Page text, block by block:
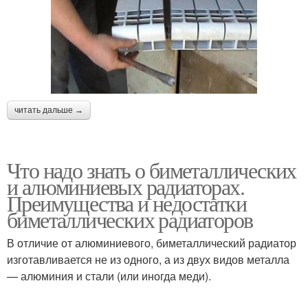
читать дальше →
Что надо знать о биметаллических
и алюминиевых радиаторах.
Преимущества и недостатки
биметаллических радиаторов
В отличие от алюминиевого, биметаллический радиатор
изготавливается не из одного, а из двух видов металла
— алюминия и стали (или иногда меди).